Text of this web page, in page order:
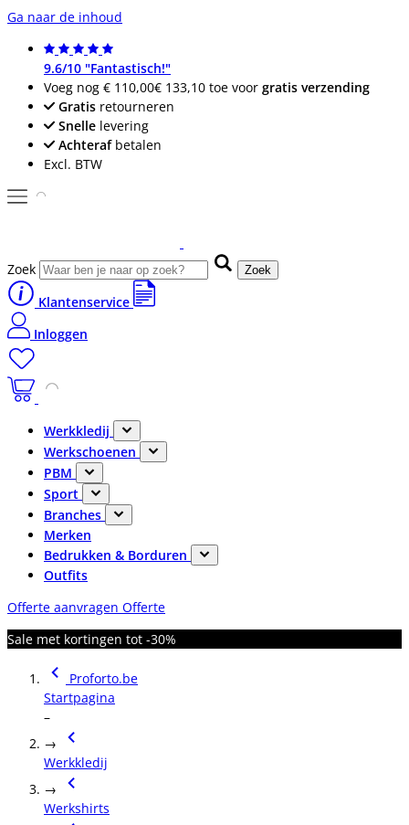
Ga naar de inhoud
9.6/10 "Fantastisch!"
Voeg nog € 110,00€ 133,10 toe voor gratis verzending
Gratis retourneren
Snelle levering
Achterafbetalen
Excl. BTW
Zoek Zoek
Klantenservice
Inloggen
Werkkledij
Werkschoenen
PBM
Sport
Branches
Merken
Bedrukken & Borduren
Outfits
Offerte aanvragen Offerte
Sale met kortingen tot -30%
Proforto.be
Startpagina
–
→
Werkkledij
→
Werkshirts